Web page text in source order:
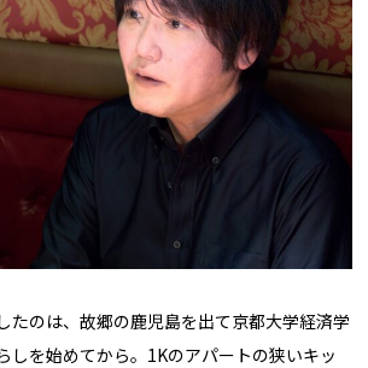
たのは、故郷の鹿児島を出て京都大学経済学
しを始めてから。1Kのアパートの狭いキッ